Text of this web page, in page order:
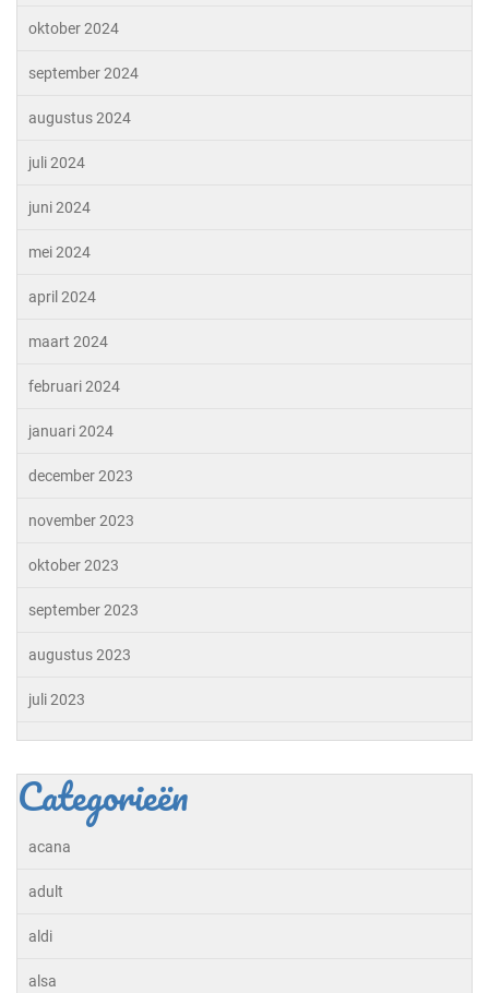
oktober 2024
september 2024
augustus 2024
juli 2024
juni 2024
mei 2024
april 2024
maart 2024
februari 2024
januari 2024
december 2023
november 2023
oktober 2023
september 2023
augustus 2023
juli 2023
Categorieën
acana
adult
aldi
alsa